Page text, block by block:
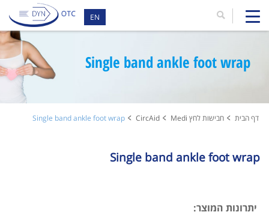
EN
Single band ankle foot wrap
דף הבית חבישות לחץ Medi CircAid
Single band ankle foot wrap
Single band ankle foot wrap
יתרונות המוצר: